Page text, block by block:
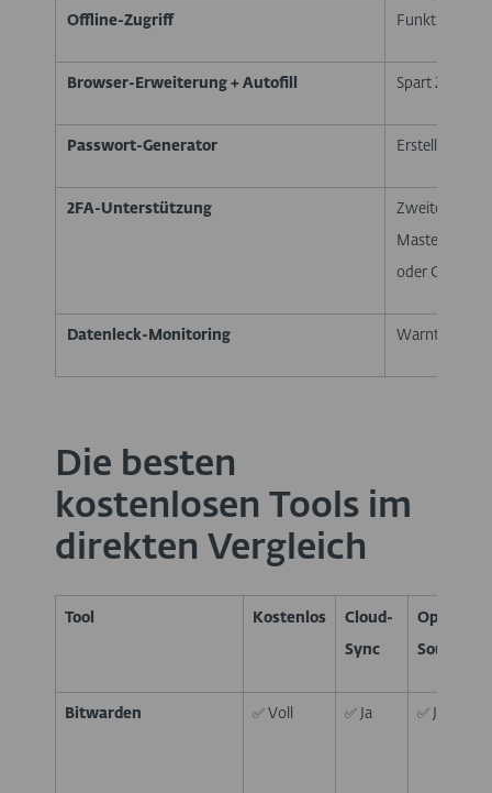
Offline-Zugriff Funktioniert
Browser-Erweiterung + Autofill Spart Zeit,
Passwort-Generator Erstellt
2FA-Unterstützung Zweite
Master-
oder
Datenleck-Monitoring Warnt, wenn
Die besten
kostenlosen Tools im
direkten Vergleich
Tool Kostenlos Cloud-
Sync
Open
Source
Bitwarden ✅ Voll ✅ Ja ✅ Ja